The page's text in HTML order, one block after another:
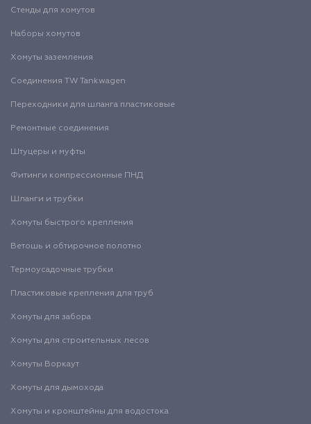
Стенды для хомутов
Наборы хомутов
Хомуты заземления
Соединения TW Tankwagen
Переходники для шланга пластиковые
Ремонтные соединения
Штуцеры и муфты
Фитинги компрессионные ПНД
Шланги и трубки
Хомуты быстрого крепления
Ветошь и обтирочное полотно
Термоусадочные трубки
Пластиковые крепления для труб
Хомуты для забора
Хомуты для строительных лесов
Хомуты Воркаут
Хомуты для дымохода
Хомуты и кронштейны для водостока